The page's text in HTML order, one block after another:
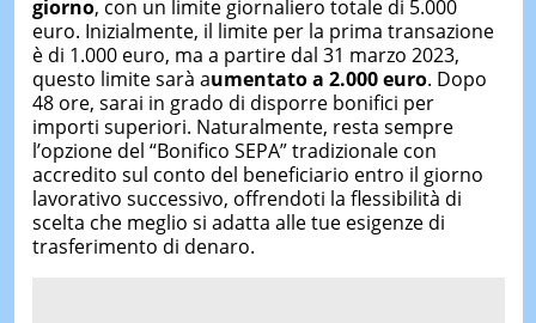
giorno, con un limite giornaliero totale di 5.000
euro. Inizialmente, il limite per la prima transazione
è di 1.000 euro, ma a partire dal 31 marzo 2023,
questo limite sarà aumentato a 2.000 euro. Dopo
48 ore, sarai in grado di disporre bonifici per
importi superiori. Naturalmente, resta sempre
l’opzione del “Bonifico SEPA” tradizionale con
accredito sul conto del beneficiario entro il giorno
lavorativo successivo, offrendoti la flessibilità di
scelta che meglio si adatta alle tue esigenze di
trasferimento di denaro.